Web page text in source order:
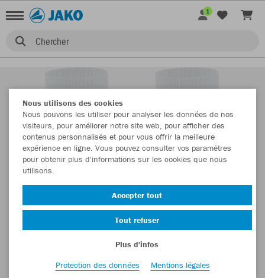
Chercher
1
Nous utilisons des cookies
Nous pouvons les utiliser pour analyser les données de nos
visiteurs, pour améliorer notre site web, pour afficher des
contenus personnalisés et pour vous offrir la meilleure
expérience en ligne. Vous pouvez consulter vos paramètres
pour obtenir plus d'informations sur les cookies que nous
utilisons.
Accepter tout
Tout refuser
Plus d'infos
Protection des données
Mentions légales